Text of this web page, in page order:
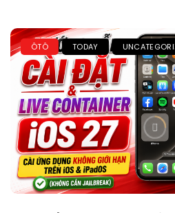
ÔTÔ TODAY